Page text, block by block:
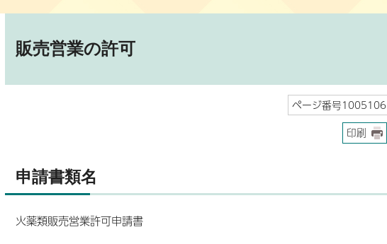
販売営業の許可
ページ番号1005106
印刷
申請書類名
火薬類販売営業許可申請書